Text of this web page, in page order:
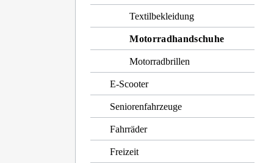
Textilbekleidung
Motorradhandschuhe
Motorradbrillen
E-Scooter
Seniorenfahrzeuge
Fahrräder
Freizeit